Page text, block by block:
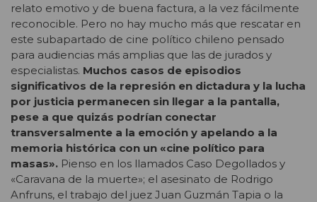
relato emotivo y de buena factura, a la vez fácilmente
reconocible. Pero no hay mucho más que rescatar en
este subapartado de cine político chileno pensado
para audiencias más amplias que las de jurados y
especialistas. Muchos casos de episodios
significativos de la represión en dictadura y la lucha
por justicia permanecen sin llegar a la pantalla,
pese a que quizás podrían conectar
transversalmente a la emoción y apelando a la
memoria histórica con un «cine político para
masas». Pienso en los llamados Caso Degollados y
«Caravana de la muerte»; el asesinato de Rodrigo
Anfruns, el trabajo del juez Juan Guzmán Tapia o la